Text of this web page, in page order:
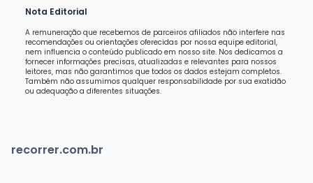
Nota Editorial
A remuneração que recebemos de parceiros afiliados não interfere nas
recomendações ou orientações oferecidas por nossa equipe editorial,
nem influencia o conteúdo publicado em nosso site. Nos dedicamos a
fornecer informações precisas, atualizadas e relevantes para nossos
leitores, mas não garantimos que todos os dados estejam completos.
Também não assumimos qualquer responsabilidade por sua exatidão
ou adequação a diferentes situações.
recorrer.com.br